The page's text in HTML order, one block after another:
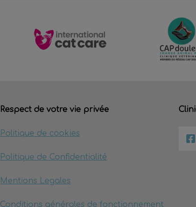
Respect de votre vie privée
Politique de cookies
Politique de Confidentialité
Mentions Legales
Conditions générales de fonctionnement